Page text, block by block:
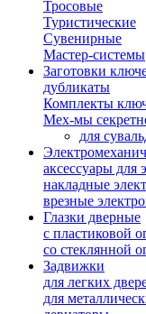
Тросовые
Туристические
Сувенирные
Мастер-системы
Заготовки
дубликаты
Комплекты
Мех-мы
для
аксессуары для
накладные
врезные
Глазки дверные
с пластиковой
со стеклянной
Задвижки
для легких
для